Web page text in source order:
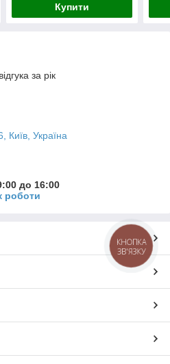
Купити
за рік
Київ, Україна
до 16:00
роботи
КНОПКА
ЗВ'ЯЗКУ